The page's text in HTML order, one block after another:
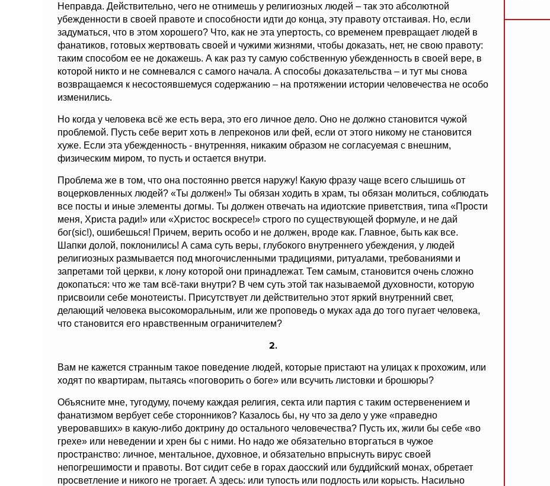
Неправда. Действительно, чего не отнимешь у религиозных людей – так это абсолютной
убежденности в своей правоте и способности идти до конца, эту правоту отстаивая. Но, если
задуматься, что в этом хорошего? Что, как не эта упертость, со временем превращает людей в
фанатиков, готовых жертвовать своей и чужими жизнями, чтобы доказать, нет, не свою правоту:
таким способом ее не докажешь. А как раз ту самую собственную убежденность в своей вере, в
которой никто и не сомневался с самого начала. А способы доказательства – и тут мы снова
возвращаемся к несостоявшемуся содержанию – на протяжении истории человечества не особо
изменились.
Но когда у человека всё же есть вера, это его личное дело. Оно не должно становится чужой
проблемой. Пусть себе верит хоть в лепреконов или фей, если от этого никому не становится
хуже. Если эта убежденность - внутренняя, никаким образом не согласуемая с внешним,
физическим миром, то пусть и остается внутри.
Проблема же в том, что она постоянно рвется наружу! Какую фразу чаще всего слышишь от
воцерковленных людей? «Ты должен!» Ты обязан ходить в храм, ты обязан молиться, соблюдать
все посты и иные элементы догмы. Ты должен отвечать на идиотские приветствия, типа «Прости
меня, Христа ради!» или «Христос воскресе!» строго по существующей формуле, и не дай
бог(sic!), ошибешься! Причем, верить особо и не должен, вроде как. Главное, быть как все.
Шапки долой, поклонились! А сама суть веры, глубокого внутреннего убеждения, у людей
религиозных размывается под многочисленными традициями, ритуалами, требованиями и
запретами той церкви, к лону которой они принадлежат. Тем самым, становится очень сложно
докопаться: что же там всё-таки внутри? В чем суть этой так называемой духовности, которую
присвоили себе монотеисты. Присутствует ли действительно этот яркий внутренний свет,
делающий человека высокоморальным, или же проповедь о муках ада до того пугает человека,
что становится его нравственным ограничителем?
2.
Вам не кажется странным такое поведение людей, которые пристают на улицах к прохожим, или
ходят по квартирам, пытаясь «поговорить о боге» или всучить листовки и брошюры?
Объясните мне, тугодуму, почему каждая религия, секта или партия с таким остервенением и
фанатизмом вербует себе сторонников? Казалось бы, ну что за дело у уже «праведно
уверовавших» в какую-либо доктрину до остального человечества? Пусть их, жили бы себе «во
грехе» или неведении и хрен бы с ними. Но надо же обязательно вторгаться в чужое
пространство: личное, ментальное, духовное, и обязательно впрыснуть вирус своей
непогрешимости и правоты. Вот сидит себе в горах даосский или буддийский монах, обретает
просветление и никого не трогает. А здесь: или тупость или подлость или корысть. Насильно